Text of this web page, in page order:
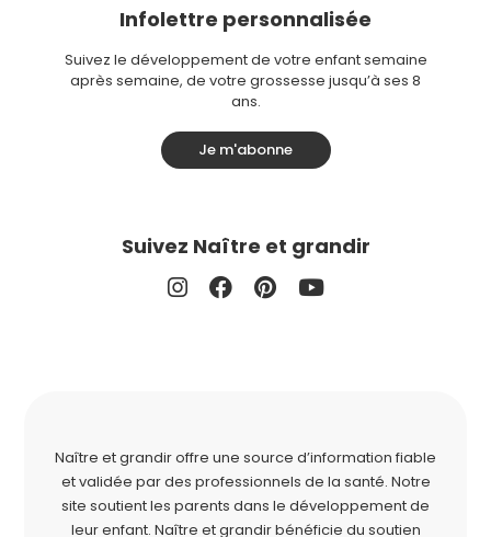
Infolettre personnalisée
Suivez le développement de votre enfant semaine
après semaine, de votre grossesse jusqu’à ses 8
ans.
Je m'abonne
Suivez Naître et grandir
Naître et grandir offre une source d’information fiable
et validée par des professionnels de la santé. Notre
site soutient les parents dans le développement de
leur enfant. Naître et grandir bénéficie du soutien